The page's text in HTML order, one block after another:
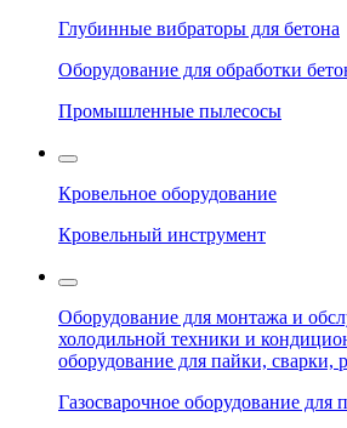
Глубинные вибраторы для бетона
Оборудование для обработки
Промышленные пылесосы
Кровельное оборудование
Кровельный инструмент
Оборудование для монтажа и
холодильной техники и
оборудование для пайки, сварки,
Газосварочное оборудование для